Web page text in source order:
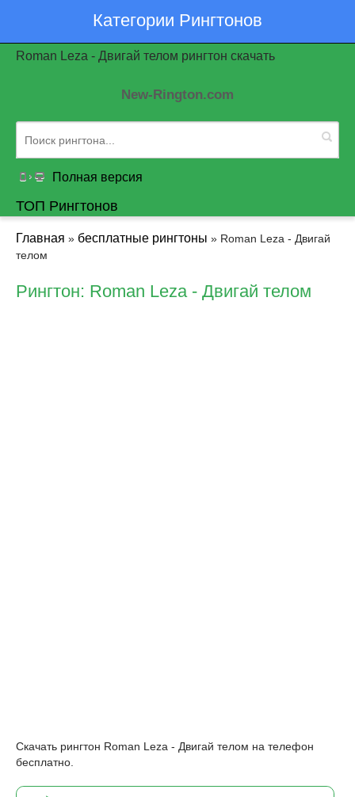
Категории Рингтонов
Roman Leza - Двигай телом рингтон скачать
New-Rington.com
Полная версия
ТОП Рингтонов
Главная » бесплатные рингтоны » Roman Leza - Двигай
телом
Рингтон: Roman Leza - Двигай телом
Скачать рингтон Roman Leza - Двигай телом на телефон
бесплатно.